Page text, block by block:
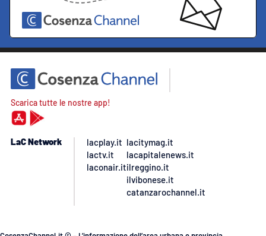
Scarica tutte le nostre app!
LaC Network
lacplay.it
lactv.it
laconair.it
lacitymag.it
lacapitalenews.it
ilreggino.it
ilvibonese.it
catanzarochannel.it